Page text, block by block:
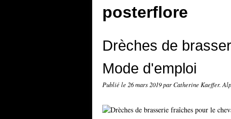
posterflore
Drèches de
Mode d'emploi
Publié le 26 mars 2019par Catherine Kaeffer.